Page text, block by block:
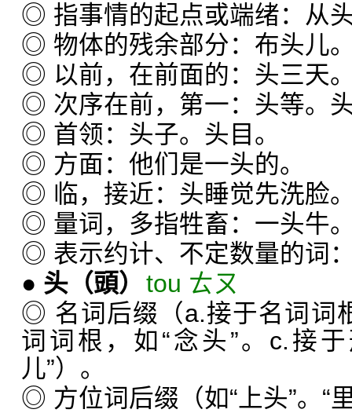
◎ 指事情的起点或端绪：从
◎ 物体的残余部分：布头儿
◎ 以前，在前面的：头三天
◎ 次序在前，第一：头等。
◎ 首领：头子。头目。
◎ 方面：他们是一头的。
◎ 临，接近：头睡觉先洗脸
◎ 量词，多指牲畜：一头牛
◎ 表示约计、不定数量的词
● 头 （頭） tou ㄊㄡ
◎ 名词后缀（a.接于名词词
词词根，如“念头”。c.接
儿”）。
◎ 方位词后缀（如“上头”。“